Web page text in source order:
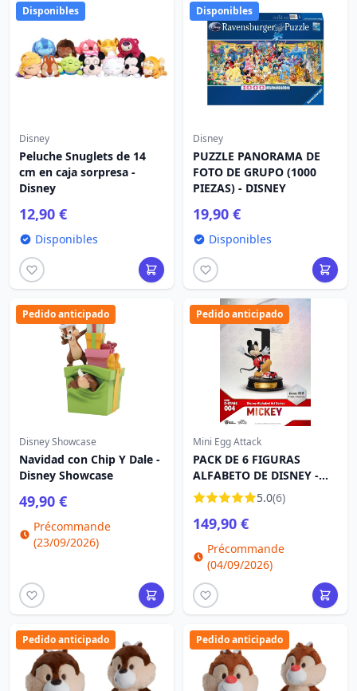
Disponibles
Disney
Peluche Snuglets de 14
cm en caja sorpresa -
Disney
12,90 €
Disponibles
Disponibles
Disney
PUZZLE PANORAMA DE
FOTO DE GRUPO (1000
PIEZAS) - DISNEY
19,90 €
Disponibles
Pedido anticipado
Disney Showcase
Navidad con Chip Y Dale -
Disney Showcase
49,90 €
Précommande
(23/09/2026)
Pedido anticipado
Mini Egg Attack
PACK DE 6 FIGURAS
ALFABETO DE DISNEY -
100 YEARS OF WONDER
DISNEY MINI EGG ATTACK
5.0(6)
149,90 €
Précommande
(04/09/2026)
Pedido anticipado Pedido anticipado